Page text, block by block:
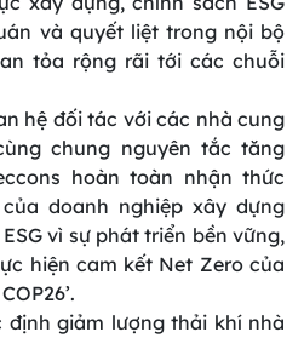
và quyết liệt trong nội bộ
tỏa rộng rãi tới các chuỗi
hệ đối tác với các nhà cung
chung nguyên tắc tăng
hoàn toàn nhận thức
doanh nghiệp xây dựng
vì sự phát triển bền vững,
hiện cam kết Net Zero của
định giảm lượng thải khí nhà